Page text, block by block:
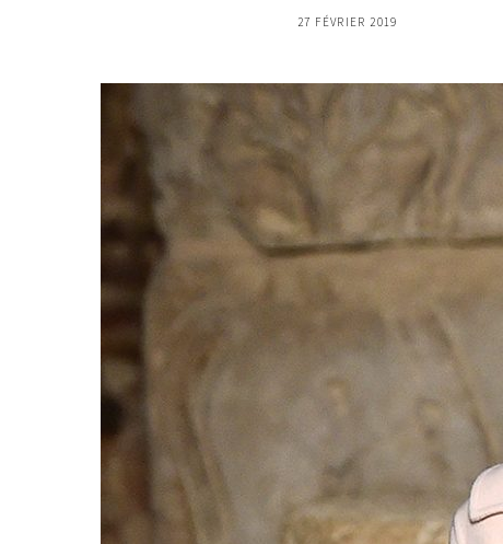
27 FÉVRIER 2019